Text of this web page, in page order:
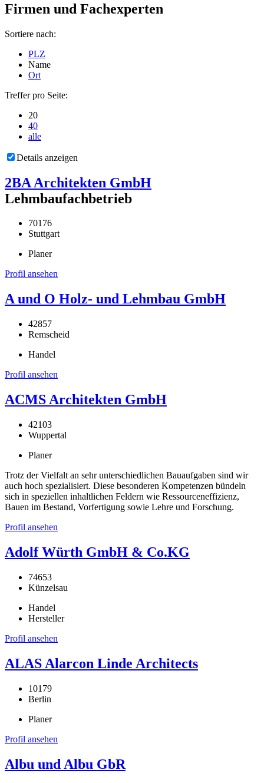
Firmen und Fachexperten
Sortiere nach:
PLZ
Name
Ort
Treffer pro Seite:
20
40
alle
Details anzeigen
2BA Architekten GmbH
Lehmbaufachbetrieb
70176
Stuttgart
Planer
Profil ansehen
A und O Holz- und Lehmbau GmbH
42857
Remscheid
Handel
Profil ansehen
ACMS Architekten GmbH
42103
Wuppertal
Planer
Trotz der Vielfalt an sehr unterschiedlichen Bauaufgaben sind wir
auch hoch spezialisiert. Diese besonderen Kompetenzen bündeln
sich in speziellen inhaltlichen Feldern wie Ressourceneffizienz,
Bauen im Bestand, Vorfertigung sowie Lehre und Forschung.
Profil ansehen
Adolf Würth GmbH & Co.KG
74653
Künzelsau
Handel
Hersteller
Profil ansehen
ALAS Alarcon Linde Architects
10179
Berlin
Planer
Profil ansehen
Albu und Albu GbR